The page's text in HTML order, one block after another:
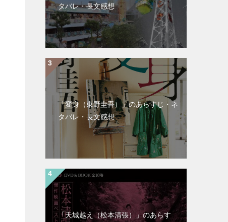
タバレ・長文感想
「変身（東野圭吾）」のあらすじ・ネ
タバレ・長文感想
「天城越え（松本清張）」のあらす